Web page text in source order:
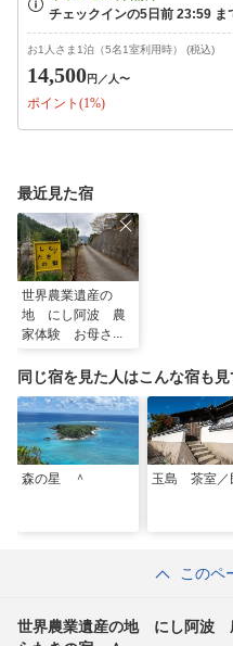
お1人さま1泊（5名1室利用時） (税込)
14,500円 ／人〜
ポイント(1%)
最近見た宿
世界農業遺産の
地 にし阿波 農
家体験 お母さん
きの宿 ＾
同じ宿を見た人はこんな宿も
森の星 ＾ 玉島 茶室／
このペ
世界農業遺産の地 にし阿波